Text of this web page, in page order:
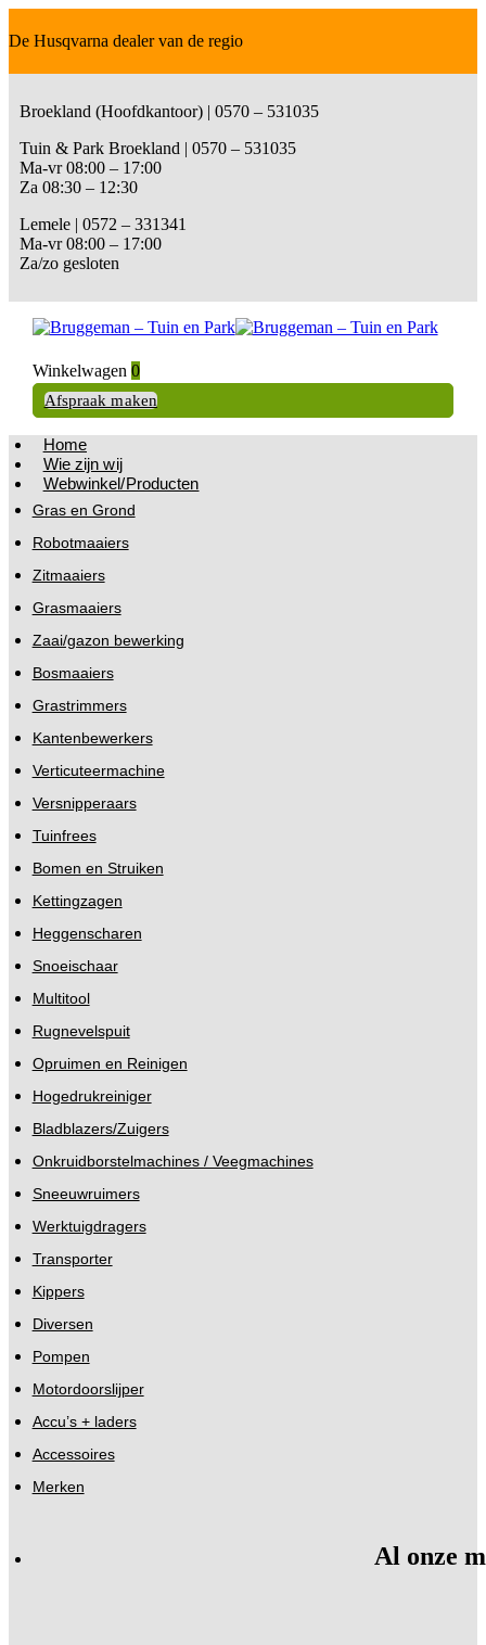
De Husqvarna dealer van de regio
Broekland (Hoofdkantoor) | 0570 – 531035
Tuin & Park Broekland | 0570 – 531035
Ma-vr 08:00 – 17:00
Za 08:30 – 12:30
Lemele | 0572 – 331341
Ma-vr 08:00 – 17:00
Za/zo gesloten
Winkelwagen 0
Afspraak maken
Home
Wie zijn wij
Webwinkel/Producten
Gras en Grond
Robotmaaiers
Zitmaaiers
Grasmaaiers
Zaai/gazon bewerking
Bosmaaiers
Grastrimmers
Kantenbewerkers
Verticuteermachine
Versnipperaars
Tuinfrees
Bomen en Struiken
Kettingzagen
Heggenscharen
Snoeischaar
Multitool
Rugnevelspuit
Opruimen en Reinigen
Hogedrukreiniger
Bladblazers/Zuigers
Onkruidborstelmachines / Veegmachines
Sneeuwruimers
Werktuigdragers
Transporter
Kippers
Diversen
Pompen
Motordoorslijper
Accu’s + laders
Accessoires
Merken
Al onze